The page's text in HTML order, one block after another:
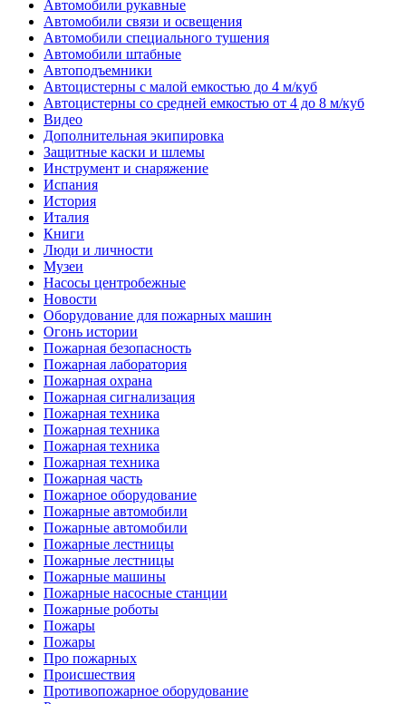
Автомобили рукавные
Автомобили связи и освещения
Автомобили специального тушения
Автомобили штабные
Автоподъемники
Автоцистерны с малой емкостью до 4 м/куб
Автоцистерны со средней емкостью от 4 до 8 м/куб
Видео
Дополнительная экипировка
Защитные каски и шлемы
Инструмент и снаряжение
Испания
История
Италия
Книги
Люди и личности
Музеи
Насосы центробежные
Новости
Оборудование для пожарных машин
Огонь истории
Пожарная безопасность
Пожарная лаборатория
Пожарная охрана
Пожарная сигнализация
Пожарная техника
Пожарная техника
Пожарная техника
Пожарная техника
Пожарная часть
Пожарное оборудование
Пожарные автомобили
Пожарные автомобили
Пожарные лестницы
Пожарные лестницы
Пожарные машины
Пожарные насосные станции
Пожарные роботы
Пожары
Пожары
Про пожарных
Происшествия
Противопожарное оборудование